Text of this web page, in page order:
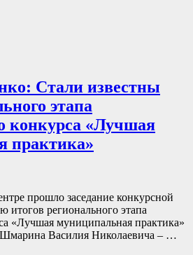
Стали известны
этапа
конкурса «Лучшая
практика»
прошло заседание конкурсной
итогов регионального этапа
«Лучшая муниципальная практика»
Шмарина Василия Николаевича – …